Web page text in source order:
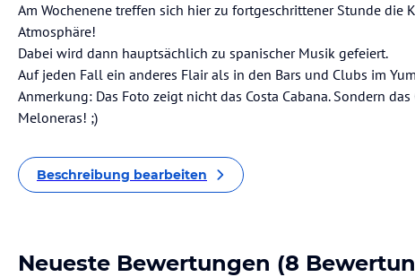
Am Wochenene treffen sich hier zu fortgeschrittener Stunde die
Atmosphäre!
Dabei wird dann hauptsächlich zu spanischer Musik gefeiert.
Auf jeden Fall ein anderes Flair als in den Bars und Clubs im
Anmerkung: Das Foto zeigt nicht das Costa Cabana. Sondern
Meloneras! ;)
Beschreibung bearbeiten
Neueste Bewertungen (8